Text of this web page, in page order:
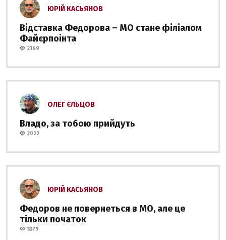
ЮРІЙ КАСЬЯНОВ
Відставка Федорова – МО стане філіалом
Файєрпоінта
2369
ОЛЕГ ЄЛЬЦОВ
Владо, за тобою прийдуть
2022
ЮРІЙ КАСЬЯНОВ
Федоров не повернеться в МО, але це
тільки початок
1879